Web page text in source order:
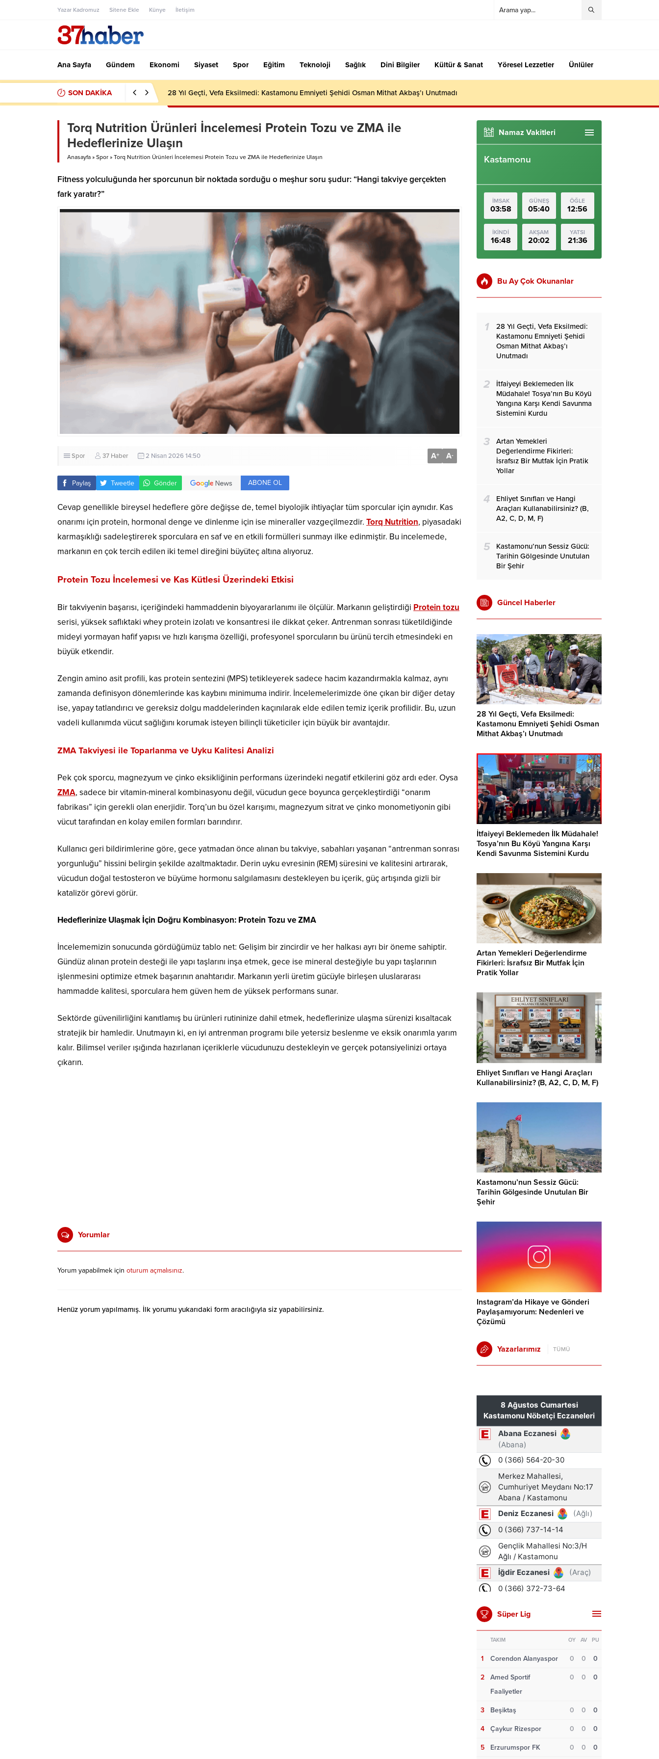
Yazar Kadromuz Sitene Ekle Künye İletişim
Ana Sayfa Gündem Ekonomi Siyaset Spor Eğitim Teknoloji Sağlık Dini Bilgiler Kültür & Sanat Yöresel Lezzetler Ünlüler
SON DAKİKA 28 Yıl Geçti, Vefa Eksilmedi: Kastamonu Emniyeti Şehidi Osman Mithat Akbaş’ı Unutmadı
Torq Nutrition Ürünleri İncelemesi Protein Tozu ve ZMA ile
Hedeflerinize Ulaşın
Anasayfa » Spor » Torq Nutrition Ürünleri İncelemesi Protein Tozu ve ZMA ile Hedeflerinize Ulaşın
Fitness yolculuğunda her sporcunun bir noktada sorduğu o meşhur soru şudur: “Hangi takviye gerçekten
fark yaratır?”
Spor 37 Haber 2 Nisan 2026 14:50 A+ A-
Paylaş Tweetle Gönder ABONE OL
Cevap genellikle bireysel hedeflere göre değişse de, temel biyolojik ihtiyaçlar tüm sporcular için aynıdır. Kas
onarımı için protein, hormonal denge ve dinlenme için ise mineraller vazgeçilmezdir. Torq Nutrition, piyasadaki
karmaşıklığı sadeleştirerek sporculara en saf ve en etkili formülleri sunmayı ilke edinmiştir. Bu incelemede,
markanın en çok tercih edilen iki temel direğini büyüteç altına alıyoruz.
Protein Tozu İncelemesi ve Kas Kütlesi Üzerindeki Etkisi
Bir takviyenin başarısı, içeriğindeki hammaddenin biyoyararlanımı ile ölçülür. Markanın geliştirdiği Protein tozu
serisi, yüksek saflıktaki whey protein izolatı ve konsantresi ile dikkat çeker. Antrenman sonrası tüketildiğinde
mideyi yormayan hafif yapısı ve hızlı karışma özelliği, profesyonel sporcuların bu ürünü tercih etmesindeki en
büyük etkendir.
Zengin amino asit profili, kas protein sentezini (MPS) tetikleyerek sadece hacim kazandırmakla kalmaz, aynı
zamanda definisyon dönemlerinde kas kaybını minimuma indirir. İncelemelerimizde öne çıkan bir diğer detay
ise, yapay tatlandırıcı ve gereksiz dolgu maddelerinden kaçınılarak elde edilen temiz içerik profilidir. Bu, uzun
vadeli kullanımda vücut sağlığını korumak isteyen bilinçli tüketiciler için büyük bir avantajdır.
ZMA Takviyesi ile Toparlanma ve Uyku Kalitesi Analizi
Pek çok sporcu, magnezyum ve çinko eksikliğinin performans üzerindeki negatif etkilerini göz ardı eder. Oysa
ZMA, sadece bir vitamin-mineral kombinasyonu değil, vücudun gece boyunca gerçekleştirdiği “onarım
fabrikası” için gerekli olan enerjidir. Torq’un bu özel karışımı, magnezyum sitrat ve çinko monometiyonin gibi
vücut tarafından en kolay emilen formları barındırır.
Kullanıcı geri bildirimlerine göre, gece yatmadan önce alınan bu takviye, sabahları yaşanan “antrenman sonrası
yorgunluğu” hissini belirgin şekilde azaltmaktadır. Derin uyku evresinin (REM) süresini ve kalitesini artırarak,
vücudun doğal testosteron ve büyüme hormonu salgılamasını destekleyen bu içerik, güç artışında gizli bir
katalizör görevi görür.
Hedeflerinize Ulaşmak İçin Doğru Kombinasyon: Protein Tozu ve ZMA
İncelememizin sonucunda gördüğümüz tablo net: Gelişim bir zincirdir ve her halkası ayrı bir öneme sahiptir.
Gündüz alınan protein desteği ile yapı taşlarını inşa etmek, gece ise mineral desteğiyle bu yapı taşlarının
işlenmesini optimize etmek başarının anahtarıdır. Markanın yerli üretim gücüyle birleşen uluslararası
hammadde kalitesi, sporculara hem güven hem de yüksek performans sunar.
Sektörde güvenilirliğini kanıtlamış bu ürünleri rutininize dahil etmek, hedeflerinize ulaşma sürenizi kısaltacak
stratejik bir hamledir. Unutmayın ki, en iyi antrenman programı bile yetersiz beslenme ve eksik onarımla yarım
kalır. Bilimsel veriler ışığında hazırlanan içeriklerle vücudunuzu destekleyin ve gerçek potansiyelinizi ortaya
çıkarın.
Yorumlar
Yorum yapabilmek için oturum açmalısınız.
Henüz yorum yapılmamış. İlk yorumu yukarıdaki form aracılığıyla siz yapabilirsiniz.
Namaz Vakitleri
Kastamonu
İMSAK
03:58
GÜNEŞ
05:40
ÖĞLE
12:56
İKİNDİ
16:48
AKŞAM
20:02
YATSI
21:36
Bu Ay Çok Okunanlar
1
28 Yıl Geçti, Vefa Eksilmedi:
Kastamonu Emniyeti Şehidi
Osman Mithat Akbaş’ı
Unutmadı
2
İtfaiyeyi Beklemeden İlk
Müdahale! Tosya’nın Bu Köyü
Yangına Karşı Kendi Savunma
Sistemini Kurdu
3
Artan Yemekleri
Değerlendirme Fikirleri:
İsrafsız Bir Mutfak İçin Pratik
Yollar
4
Ehliyet Sınıfları ve Hangi
Araçları Kullanabilirsiniz? (B,
A2, C, D, M, F)
5
Kastamonu’nun Sessiz Gücü:
Tarihin Gölgesinde Unutulan
Bir Şehir
Güncel Haberler
28 Yıl Geçti, Vefa Eksilmedi:
Kastamonu Emniyeti Şehidi Osman
Mithat Akbaş’ı Unutmadı
İtfaiyeyi Beklemeden İlk Müdahale!
Tosya’nın Bu Köyü Yangına Karşı
Kendi Savunma Sistemini Kurdu
Artan Yemekleri Değerlendirme
Fikirleri: İsrafsız Bir Mutfak İçin
Pratik Yollar
Ehliyet Sınıfları ve Hangi Araçları
Kullanabilirsiniz? (B, A2, C, D, M, F)
Kastamonu’nun Sessiz Gücü:
Tarihin Gölgesinde Unutulan Bir
Şehir
Instagram’da Hikaye ve Gönderi
Paylaşamıyorum: Nedenleri ve
Çözümü
Yazarlarımız TÜMÜ
Süper Lig
TAKIM OY AV PU
1 Corendon Alanyaspor 0 0 0
2
Amed Sportif
Faaliyetler
0 0 0
3 Beşiktaş 0 0 0
4 Çaykur Rizespor 0 0 0
5 Erzurumspor FK 0 0 0